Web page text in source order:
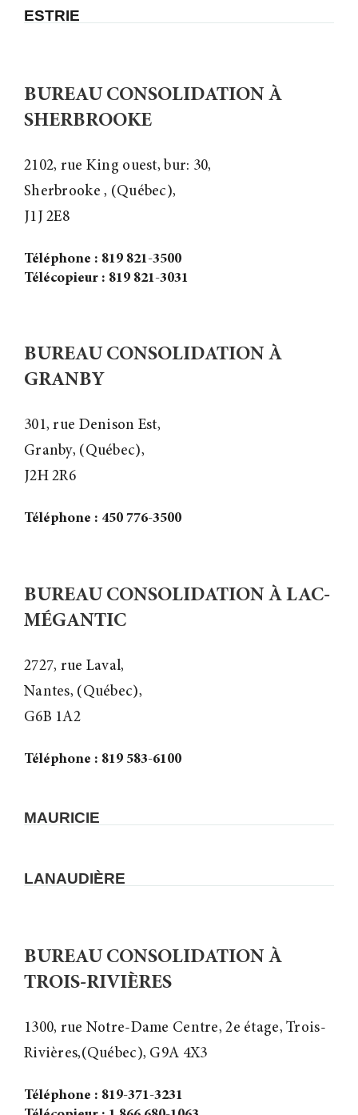
ESTRIE
BUREAU CONSOLIDATION À
SHERBROOKE
2102, rue King ouest, bur: 30,
Sherbrooke , (Québec),
J1J 2E8
Téléphone : 819 821-3500
Télécopieur : 819 821-3031
BUREAU CONSOLIDATION À
GRANBY
301, rue Denison Est,
Granby, (Québec),
J2H 2R6
Téléphone : 450 776-3500
BUREAU CONSOLIDATION À LAC-
MÉGANTIC
2727, rue Laval,
Nantes, (Québec),
G6B 1A2
Téléphone : 819 583-6100
MAURICIE
LANAUDIÈRE
BUREAU CONSOLIDATION À
TROIS-RIVIÈRES
1300, rue Notre-Dame Centre, 2e étage, Trois-
Rivières,(Québec), G9A 4X3
Téléphone : 819-371-3231